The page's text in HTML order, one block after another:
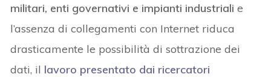
militari, enti governativi e impianti industriali e
l’assenza di collegamenti con Internet riduca
drasticamente le possibilità di sottrazione dei
dati, il lavoro presentato dai ricercatori